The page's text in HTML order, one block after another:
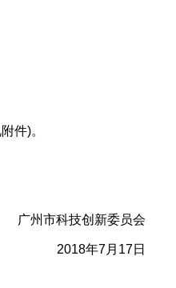
件)。
州市科技创新委员会
2018年7月17日